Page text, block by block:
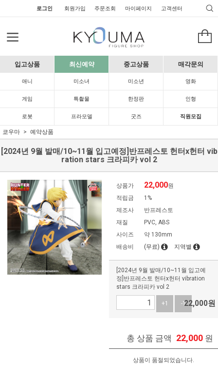
로그인 회원가입 주문조회 마이페이지 고객센터
입고상품 최신예약 중고상품 매각문의
애니 미소녀 미소년 영화
게임 특촬물 한정판 인형
로봇 프라모델 굿즈 직원모집
쿄우마 예약상품
[2024년 9월 발매/10~11월 입고예정]반프레스토 헌터x헌터 vib
ration stars 크라피카 vol 2
상품가 22,000원
적립금
1%
제조사
반프레스토
재질
PVC, ABS
사이즈
약 130mm
배송비
(무료) 지역별
[2024년 9월 발매/10~11월 입고예
정]반프레스토 헌터x헌터 vibration
stars 크라피카 vol 2
+1 -122,000원
총 상품 금액 22,000 원
상품이 품절되었습니다.